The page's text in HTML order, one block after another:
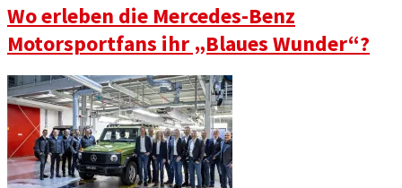
Wo erleben die Mercedes-Benz
Motorsportfans ihr „Blaues Wunder“?